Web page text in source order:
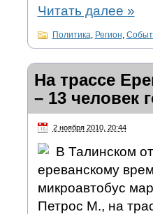
Читать далее »
Политика, Регион,
На трассе
– 13 человек
2 ноября 2010, 20:44
В Талинском
ереванскому
микроавтобус
Петрос М., на